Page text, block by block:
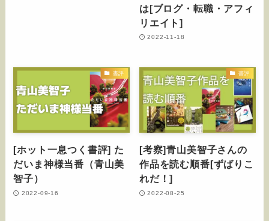
は[ブログ・転職・アフィ
リエイト]
2022-11-18
書評
[ホット一息つく書評] た
だいま神様当番（青山美
智子）
2022-09-16
書評
[考察]青山美智子さんの
作品を読む順番[ずばりこ
れだ！]
2022-08-25